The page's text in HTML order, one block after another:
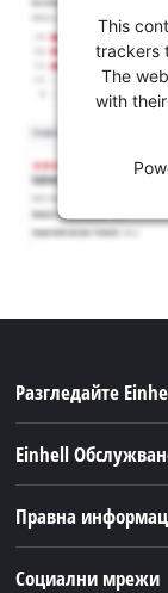
This
trackers
The
with
Разгледайте
За нас
Einhell по света
Einhell
Намиране на
Правна
Социални мрежи